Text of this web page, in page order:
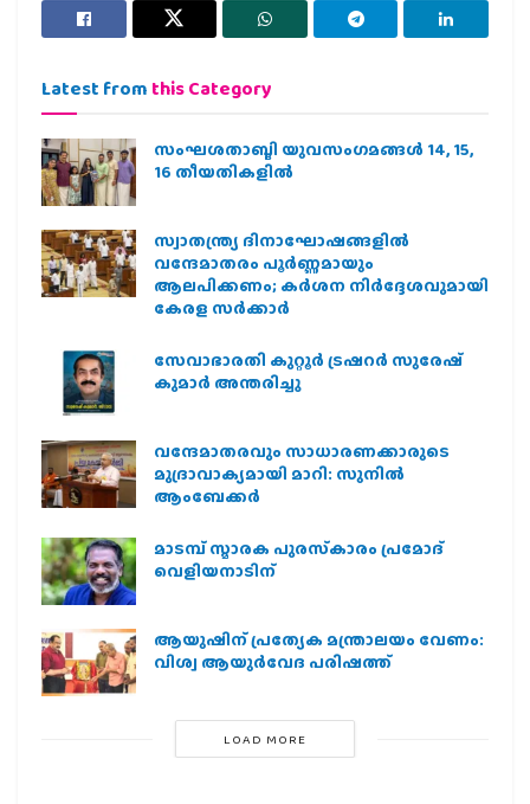
Latest from this Category
സംഘശതാബ്ദി യുവസംഗമങ്ങള്‍ 14, 15,
16 തീയതികളില്‍
സ്വാതന്ത്ര്യ ദിനാഘോഷങ്ങളിൽ
വന്ദേമാതരം പൂർണ്ണമായും
ആലപിക്കണം; കർശന നിർദ്ദേശവുമായി
കേരള സർക്കാർ
സേവാഭാരതി കുറ്റൂർ ട്രഷറർ സുരേഷ്
കുമാർ അന്തരിച്ചു
വന്ദേമാതരവും സാധാരണക്കാരുടെ
മുദ്രാവാക്യമായി മാറി: സുനിൽ
ആംബേക്കർ
മാടമ്പ് സ്മാരക പുരസ്‌കാരം പ്രമോദ്
വെളിയനാടിന്
ആയുഷിന് പ്രത്യേക മന്ത്രാലയം വേണം:
വിശ്വ ആയുര്‍വേദ പരിഷത്ത്
LOAD MORE